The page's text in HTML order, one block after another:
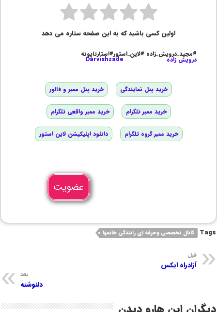
اولین کسی باشید که به این صفحه ستاره می دهد
#مجید_درویش_زاده #لاین_استور#استارتاپونه
درویش زاده Darvishzade
خرید پنل نمایندگی خرید پنل ممبر و فالور
خرید ممبر تلگرام خرید ممبر واقعی تلگرام
خرید ممبر گروه تلگرام دانلود اپلیکیشن لاین استور
عضویت
Tags کانال تخصصی وحرفه ای رانندگی خانمها
قبل
آزادراه ایکس
بعد
دلنوشته